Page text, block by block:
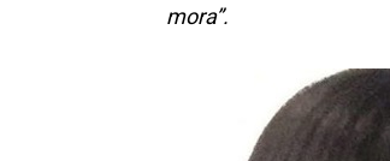
mora”.